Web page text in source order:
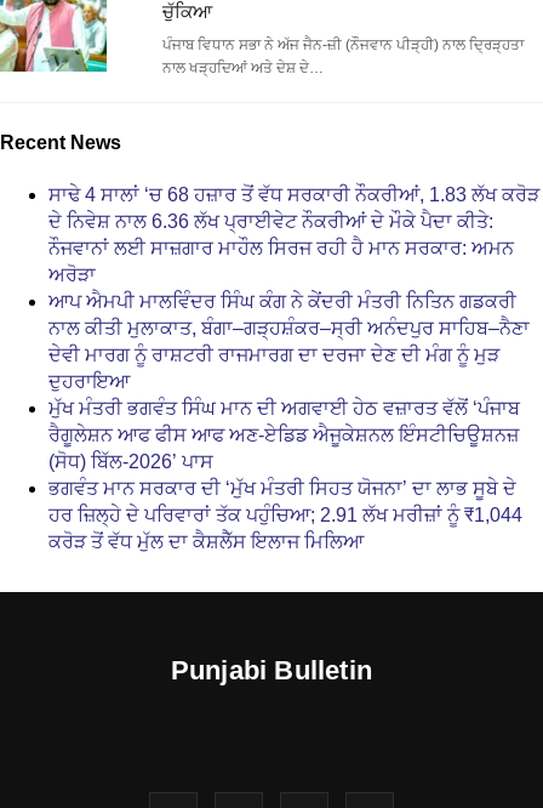
ਚੁੱਕਿਆ
ਪੰਜਾਬ ਵਿਧਾਨ ਸਭਾ ਨੇ ਅੱਜ ਜੈਨ-ਜ਼ੀ (ਨੌਜਵਾਨ ਪੀੜ੍ਹੀ) ਨਾਲ ਦ੍ਰਿੜ੍ਹਤਾ
ਨਾਲ ਖੜ੍ਹਦਿਆਂ ਅਤੇ ਦੇਸ਼ ਦੇ…
Recent News
ਸਾਢੇ 4 ਸਾਲਾਂ ‘ਚ 68 ਹਜ਼ਾਰ ਤੋਂ ਵੱਧ ਸਰਕਾਰੀ ਨੌਕਰੀਆਂ, 1.83 ਲੱਖ ਕਰੋੜ
ਦੇ ਨਿਵੇਸ਼ ਨਾਲ 6.36 ਲੱਖ ਪ੍ਰਾਈਵੇਟ ਨੌਕਰੀਆਂ ਦੇ ਮੌਕੇ ਪੈਦਾ ਕੀਤੇ:
ਨੌਜਵਾਨਾਂ ਲਈ ਸਾਜ਼ਗਾਰ ਮਾਹੌਲ ਸਿਰਜ ਰਹੀ ਹੈ ਮਾਨ ਸਰਕਾਰ: ਅਮਨ
ਅਰੋੜਾ
ਆਪ ਐਮਪੀ ਮਾਲਵਿੰਦਰ ਸਿੰਘ ਕੰਗ ਨੇ ਕੇਂਦਰੀ ਮੰਤਰੀ ਨਿਤਿਨ ਗਡਕਰੀ
ਨਾਲ ਕੀਤੀ ਮੁਲਾਕਾਤ, ਬੰਗਾ–ਗੜ੍ਹਸ਼ੰਕਰ–ਸ੍ਰੀ ਅਨੰਦਪੁਰ ਸਾਹਿਬ–ਨੈਣਾ
ਦੇਵੀ ਮਾਰਗ ਨੂੰ ਰਾਸ਼ਟਰੀ ਰਾਜਮਾਰਗ ਦਾ ਦਰਜਾ ਦੇਣ ਦੀ ਮੰਗ ਨੂੰ ਮੁੜ
ਦੁਹਰਾਇਆ
ਮੁੱਖ ਮੰਤਰੀ ਭਗਵੰਤ ਸਿੰਘ ਮਾਨ ਦੀ ਅਗਵਾਈ ਹੇਠ ਵਜ਼ਾਰਤ ਵੱਲੋਂ ‘ਪੰਜਾਬ
ਰੈਗੂਲੇਸ਼ਨ ਆਫ ਫੀਸ ਆਫ ਅਣ-ਏਡਿਡ ਐਜੂਕੇਸ਼ਨਲ ਇੰਸਟੀਚਿਊਸ਼ਨਜ਼
(ਸੋਧ) ਬਿੱਲ-2026’ ਪਾਸ
ਭਗਵੰਤ ਮਾਨ ਸਰਕਾਰ ਦੀ ‘ਮੁੱਖ ਮੰਤਰੀ ਸਿਹਤ ਯੋਜਨਾ’ ਦਾ ਲਾਭ ਸੂਬੇ ਦੇ
ਹਰ ਜ਼ਿਲ੍ਹੇ ਦੇ ਪਰਿਵਾਰਾਂ ਤੱਕ ਪਹੁੰਚਿਆ; 2.91 ਲੱਖ ਮਰੀਜ਼ਾਂ ਨੂੰ ₹1,044
ਕਰੋੜ ਤੋਂ ਵੱਧ ਮੁੱਲ ਦਾ ਕੈਸ਼ਲੈੱਸ ਇਲਾਜ ਮਿਲਿਆ
Punjabi Bulletin